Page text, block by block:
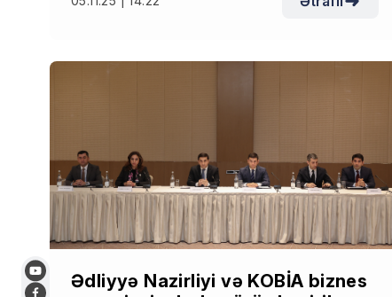
Ədliyyə Nazirliyi və KOBİA biznes